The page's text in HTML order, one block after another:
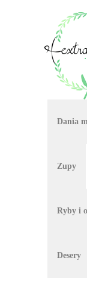
Dania
Zupy
Ryby i
Desery